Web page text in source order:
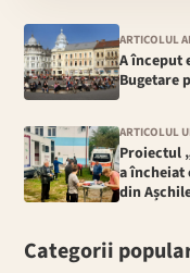
ARTICOLUL
A început
Bugetare
ARTICOLUL
Proiectul
a încheiat
din
Categorii